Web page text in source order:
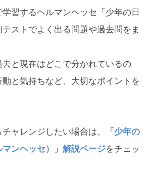
習するヘルマンヘッセ「少年の日
ストでよく出る問題や過去問をま
と現在はどこで分かれているの
と気持ちなど、大切なポイントを
ャレンジしたい場合は、
「少年の
マンヘッセ）」解説ページをチェッ